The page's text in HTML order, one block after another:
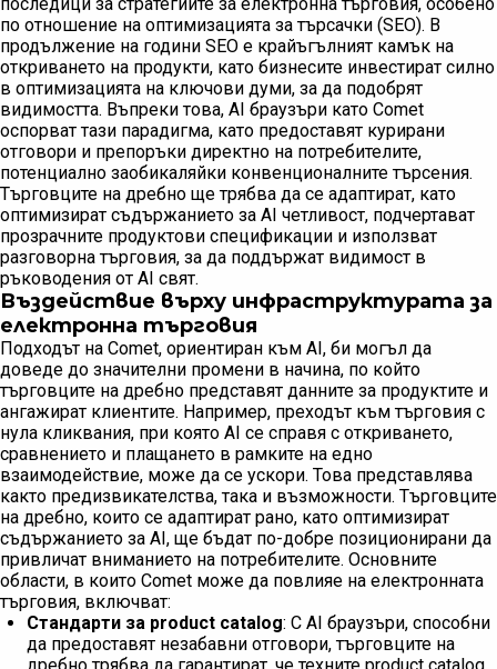
по отношение на оптимизацията за търсачки (SEO). В
продължение на години SEO е крайъгълният камък на
откриването на продукти, като бизнесите инвестират силно
в оптимизацията на ключови думи, за да подобрят
видимостта. Въпреки това, AI браузъри като Comet
оспорват тази парадигма, като предоставят курирани
отговори и препоръки директно на потребителите,
потенциално заобикаляйки конвенционалните търсения.
Търговците на дребно ще трябва да се адаптират, като
оптимизират съдържанието за AI четливост, подчертават
прозрачните продуктови спецификации и използват
разговорна търговия, за да поддържат видимост в
ръководения от AI свят.
Въздействие върху инфраструктурата за
електронна търговия
Подходът на Comet, ориентиран към AI, би могъл да
доведе до значителни промени в начина, по който
търговците на дребно представят данните за продуктите и
ангажират клиентите. Например, преходът към търговия с
нула кликвания, при която AI се справя с откриването,
сравнението и плащането в рамките на едно
взаимодействие, може да се ускори. Това представлява
както предизвикателства, така и възможности. Търговците
на дребно, които се адаптират рано, като оптимизират
съдържанието за AI, ще бъдат по-добре позиционирани да
привличат вниманието на потребителите. Основните
области, в които Comet може да повлияе на електронната
търговия, включват:
Стандарти за product catalog: С AI браузъри, способни
да предоставят незабавни отговори, търговците на